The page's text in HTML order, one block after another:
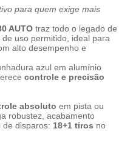
para quem exige mais
AUTO traz todo o legado de
uso permitido, ideal para
alto desempenho e
azul em alumínio
controle e precisão
absoluto em pista ou
robustez, acabamento
de disparos: 18+1 tiros no